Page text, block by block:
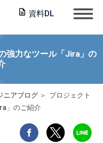
資料DL
強力なツール「Jira」の
ニアブログ
プロジェクト
」のご紹介